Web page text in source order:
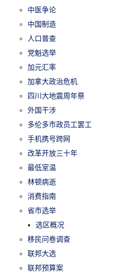
中医争论
中国制造
人口普查
党魁选举
加元汇率
加拿大政治危机
四川大地震周年祭
外国干涉
多伦多市政员工罢工
手机携号跨网
改革开放三十年
最低室温
林顿病逝
消费指南
省市选举
选区概况
移民问卷调查
联邦大选
联邦预算案